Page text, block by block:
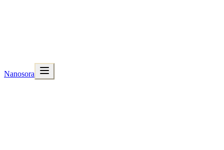
Nanosora